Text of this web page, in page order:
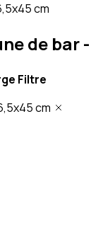
cm
de bar
Filtre
cm